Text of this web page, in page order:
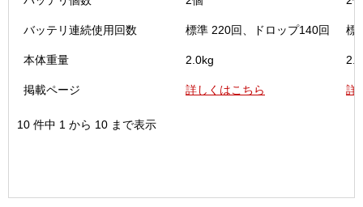
バッテリ連続使用回数 標準 220回、ドロップ140回 標
本体重量 2.0kg
掲載ページ 詳しくはこちら 詳
10 件中 1 から 10 まで表示